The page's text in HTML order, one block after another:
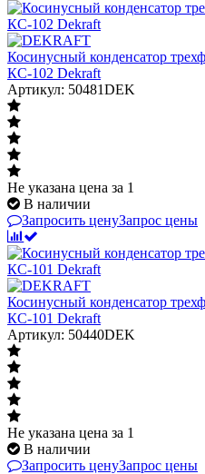
Косинусный конденсатор
КС-102 Dekraft
Артикул: 50481DEK
Не указана цена за 1
В наличии
Запросить ценуЗапрос цены
Косинусный конденсатор
КС-101 Dekraft
Артикул: 50440DEK
Не указана цена за 1
В наличии
Запросить ценуЗапрос цены